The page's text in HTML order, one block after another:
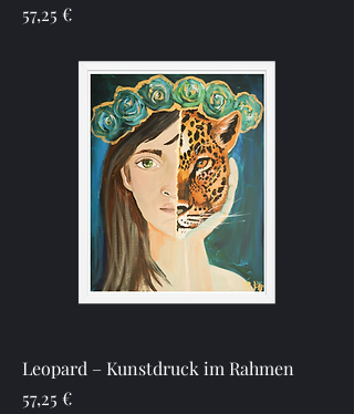
Preis
57,25 €
Leopard – Kunstdruck im Rahmen
Preis
57,25 €